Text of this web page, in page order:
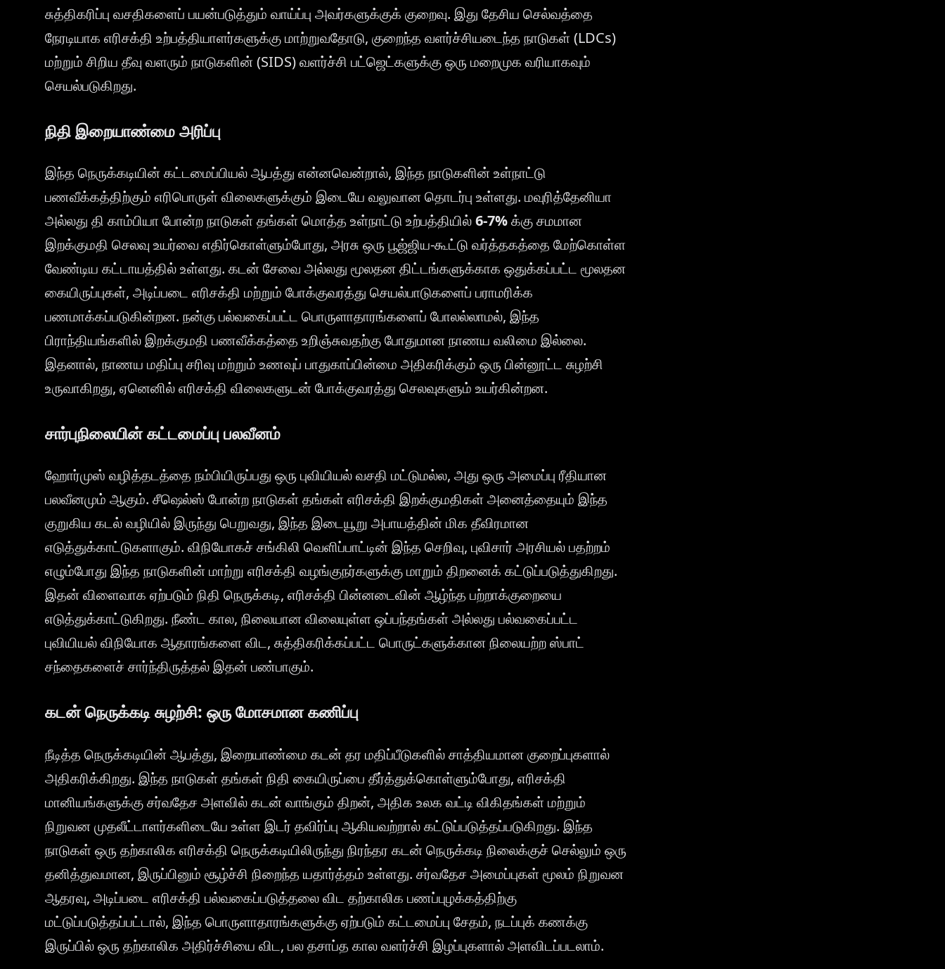
சுத்திகரிப்பு வசதிகளைப் பயன்படுத்தும் வாய்ப்பு அவர்களுக்குக் குறைவு. இது தேசிய செல்வத்தை
நேரடியாக எரிசக்தி உற்பத்தியாளர்களுக்கு மாற்றுவதோடு, குறைந்த வளர்ச்சியடைந்த நாடுகள் (LDCs)
மற்றும் சிறிய தீவு வளரும் நாடுகளின் (SIDS) வளர்ச்சி பட்ஜெட்களுக்கு ஒரு மறைமுக வரியாகவும்
செயல்படுகிறது.
நிதி இறையாண்மை அரிப்பு
இந்த நெருக்கடியின் கட்டமைப்பியல் ஆபத்து என்னவென்றால், இந்த நாடுகளின் உள்நாட்டு
பணவீக்கத்திற்கும் எரிபொருள் விலைகளுக்கும் இடையே வலுவான தொடர்பு உள்ளது. மவுரித்தேனியா
அல்லது தி காம்பியா போன்ற நாடுகள் தங்கள் மொத்த உள்நாட்டு உற்பத்தியில்6-7%க்கு சமமான
இறக்குமதி செலவு உயர்வை எதிர்கொள்ளும்போது, அரசு ஒரு பூஜ்ஜிய-கூட்டு வர்த்தகத்தை மேற்கொள்ள
வேண்டிய கட்டாயத்தில் உள்ளது. கடன் சேவை அல்லது மூலதன திட்டங்களுக்காக ஒதுக்கப்பட்ட மூலதன
கையிருப்புகள், அடிப்படை எரிசக்தி மற்றும் போக்குவரத்து செயல்பாடுகளைப் பராமரிக்க
பணமாக்கப்படுகின்றன. நன்கு பல்வகைப்பட்ட பொருளாதாரங்களைப் போலல்லாமல், இந்த
பிராந்தியங்களில் இறக்குமதி பணவீக்கத்தை உறிஞ்சுவதற்கு போதுமான நாணய வலிமை இல்லை.
இதனால், நாணய மதிப்பு சரிவு மற்றும் உணவுப் பாதுகாப்பின்மை அதிகரிக்கும் ஒரு பின்னூட்ட சுழற்சி
உருவாகிறது, ஏனெனில் எரிசக்தி விலைகளுடன் போக்குவரத்து செலவுகளும் உயர்கின்றன.
சார்புநிலையின் கட்டமைப்பு பலவீனம்
ஹோர்முஸ் வழித்தடத்தை நம்பியிருப்பது ஒரு புவியியல் வசதி மட்டுமல்ல, அது ஒரு அமைப்பு ரீதியான
பலவீனமும் ஆகும். சீஷெல்ஸ் போன்ற நாடுகள் தங்கள் எரிசக்தி இறக்குமதிகள் அனைத்தையும் இந்த
குறுகிய கடல் வழியில் இருந்து பெறுவது, இந்த இடையூறு அபாயத்தின் மிக தீவிரமான
எடுத்துக்காட்டுகளாகும். விநியோகச் சங்கிலி வெளிப்பாட்டின் இந்த செறிவு, புவிசார் அரசியல் பதற்றம்
எழும்போது இந்த நாடுகளின் மாற்று எரிசக்தி வழங்குநர்களுக்கு மாறும் திறனைக் கட்டுப்படுத்துகிறது.
இதன் விளைவாக ஏற்படும் நிதி நெருக்கடி, எரிசக்தி பின்னடைவின் ஆழ்ந்த பற்றாக்குறையை
எடுத்துக்காட்டுகிறது. நீண்ட கால, நிலையான விலையுள்ள ஒப்பந்தங்கள் அல்லது பல்வகைப்பட்ட
புவியியல் விநியோக ஆதாரங்களை விட, சுத்திகரிக்கப்பட்ட பொருட்களுக்கான நிலையற்ற ஸ்பாட்
சந்தைகளைச் சார்ந்திருத்தல் இதன் பண்பாகும்.
கடன் நெருக்கடி சுழற்சி: ஒரு மோசமான கணிப்பு
நீடித்த நெருக்கடியின் ஆபத்து, இறையாண்மை கடன் தர மதிப்பீடுகளில் சாத்தியமான குறைப்புகளால்
அதிகரிக்கிறது. இந்த நாடுகள் தங்கள் நிதி கையிருப்பை தீர்த்துக்கொள்ளும்போது, எரிசக்தி
மானியங்களுக்கு சர்வதேச அளவில் கடன் வாங்கும் திறன், அதிக உலக வட்டி விகிதங்கள் மற்றும்
நிறுவன முதலீட்டாளர்களிடையே உள்ள இடர் தவிர்ப்பு ஆகியவற்றால் கட்டுப்படுத்தப்படுகிறது. இந்த
நாடுகள் ஒரு தற்காலிக எரிசக்தி நெருக்கடியிலிருந்து நிரந்தர கடன் நெருக்கடி நிலைக்குச் செல்லும் ஒரு
தனித்துவமான, இருப்பினும் சூழ்ச்சி நிறைந்த யதார்த்தம் உள்ளது. சர்வதேச அமைப்புகள் மூலம் நிறுவன
ஆதரவு, அடிப்படை எரிசக்தி பல்வகைப்படுத்தலை விட தற்காலிக பணப்புழக்கத்திற்கு
மட்டுப்படுத்தப்பட்டால், இந்த பொருளாதாரங்களுக்கு ஏற்படும் கட்டமைப்பு சேதம், நடப்புக் கணக்கு
இருப்பில் ஒரு தற்காலிக அதிர்ச்சியை விட, பல தசாப்த கால வளர்ச்சி இழப்புகளால் அளவிடப்படலாம்.